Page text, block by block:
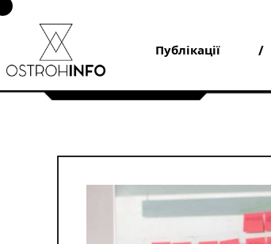
Skip
content
Публікації